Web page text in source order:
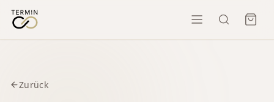
Zurück